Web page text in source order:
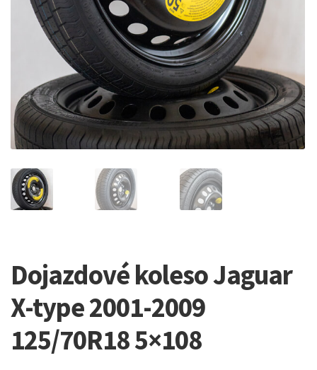
Dojazdové koleso Jaguar
X-type 2001-2009
125/70R18 5×108